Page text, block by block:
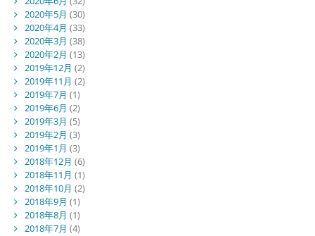
2020年5月 (30)
2020年4月 (33)
2020年3月 (38)
2020年2月 (13)
2019年12月 (2)
2019年11月 (2)
2019年7月 (1)
2019年6月 (2)
2019年3月 (5)
2019年2月 (3)
2019年1月 (3)
2018年12月 (6)
2018年11月 (1)
2018年10月 (2)
2018年9月 (1)
2018年8月 (1)
2018年7月 (4)